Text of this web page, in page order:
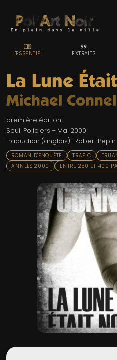
ACCUEIL
TROMBINO
INDEX
RECHERCHE
LIENS & FESTIVALS
UN POLAR AU HASARD
La Lune
Michael
première édition :
Seuil Policiers – Mai 2000
traduction (anglais) : Robert Pépin
ROMAN D'ENQUÊTE TRAFIC
ANNÉES 2000
ENTRE 250 ET 400
MENU_BOOK
L'ESSENTIEL
FORMAT_QUOTE
EXTRAITS